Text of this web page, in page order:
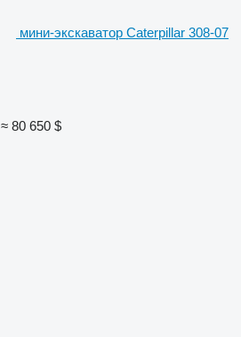
мини-экскаватор Caterpillar 308-07
≈ 80 650 $